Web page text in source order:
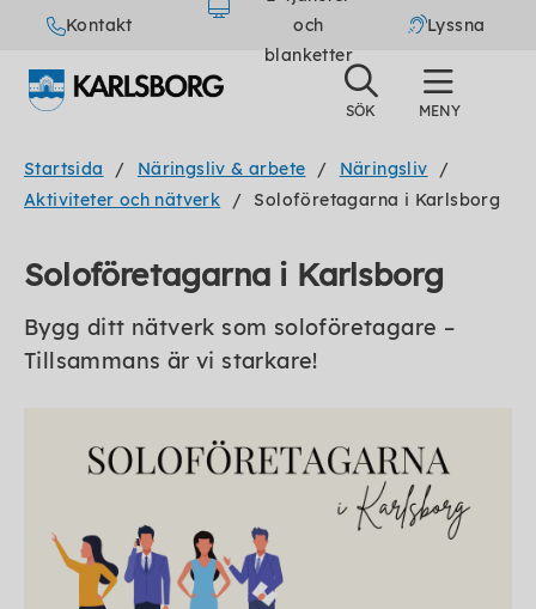
Kontakt
och
blanketter
Lyssna
Startsida Näringsliv & arbete
Näringsliv
Aktiviteter och nätverk
Soloföretagarna i Karlsborg
Soloföretagarna i Karlsborg
Bygg ditt nätverk som soloföretagare –
Tillsammans är vi starkare!